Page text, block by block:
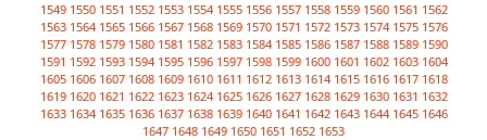
1549 1550 1551 1552 1553 1554 1555 1556 1557 1558 1559 1560 1561 1562
1563 1564 1565 1566 1567 1568 1569 1570 1571 1572 1573 1574 1575 1576
1577 1578 1579 1580 1581 1582 1583 1584 1585 1586 1587 1588 1589 1590
1591 1592 1593 1594 1595 1596 1597 1598 1599 1600 1601 1602 1603 1604
1605 1606 1607 1608 1609 1610 1611 1612 1613 1614 1615 1616 1617 1618
1619 1620 1621 1622 1623 1624 1625 1626 1627 1628 1629 1630 1631 1632
1633 1634 1635 1636 1637 1638 1639 1640 1641 1642 1643 1644 1645 1646
1647 1648 1649 1650 1651 1652 1653